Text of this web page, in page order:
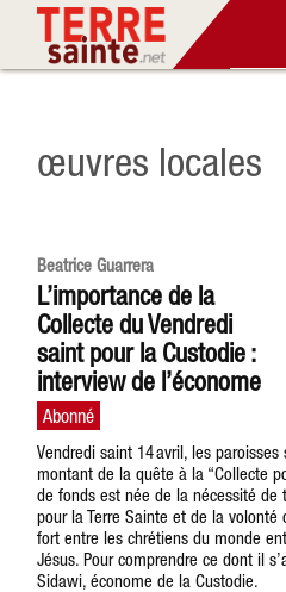
œuvres locales
Beatrice Guarrera
L’importance de la
Collecte du Vendredi
saint pour la Custodie :
interview de l’économe
Vendredi saint 14 avril, les
montant de la quête à la “Collecte
de fonds est née de la nécessité de
pour la Terre Sainte et de la
fort entre les chrétiens du monde
Jésus. Pour comprendre ce dont il
Sidawi, économe de la Custodie.